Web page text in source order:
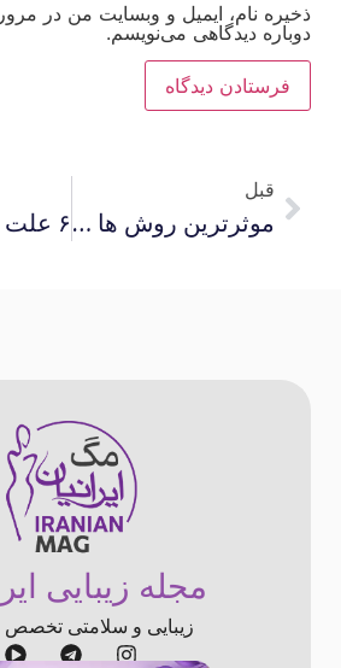
ذخیره نام، ایمیل و وبسایت من در
دوباره دیدگاهی می‌نویسم.
قبل
موثرترین روش ها برای لاغری سریع بازو در یک هفته
مجله زیبایی
زیبایی و سلامتی